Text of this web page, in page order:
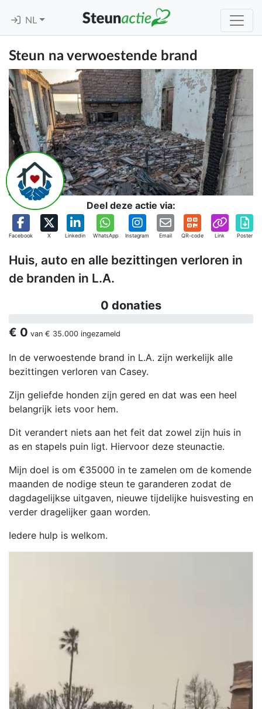
NL
Steun na verwoestende brand
Deel deze actie via:
Facebook X Linkedin WhatsApp Instagram Email QR-code Link Poster
Huis, auto en alle bezittingen verloren in
de branden in L.A.
0 donaties
€ 0 van € 35.000 ingezameld
In de verwoestende brand in L.A. zijn werkelijk alle
bezittingen verloren van Casey.
Zijn geliefde honden zijn gered en dat was een heel
belangrijk iets voor hem.
Dit verandert niets aan het feit dat zowel zijn huis in
as en stapels puin ligt. Hiervoor deze steunactie.
Mijn doel is om €35000 in te zamelen om de komende
maanden de nodige steun te garanderen zodat de
dagdagelijkse uitgaven, nieuwe tijdelijke huisvesting en
verder dragelijker gaan worden.
Iedere hulp is welkom.